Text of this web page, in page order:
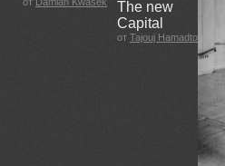
The new
Capital
от Tajouj Hamadto